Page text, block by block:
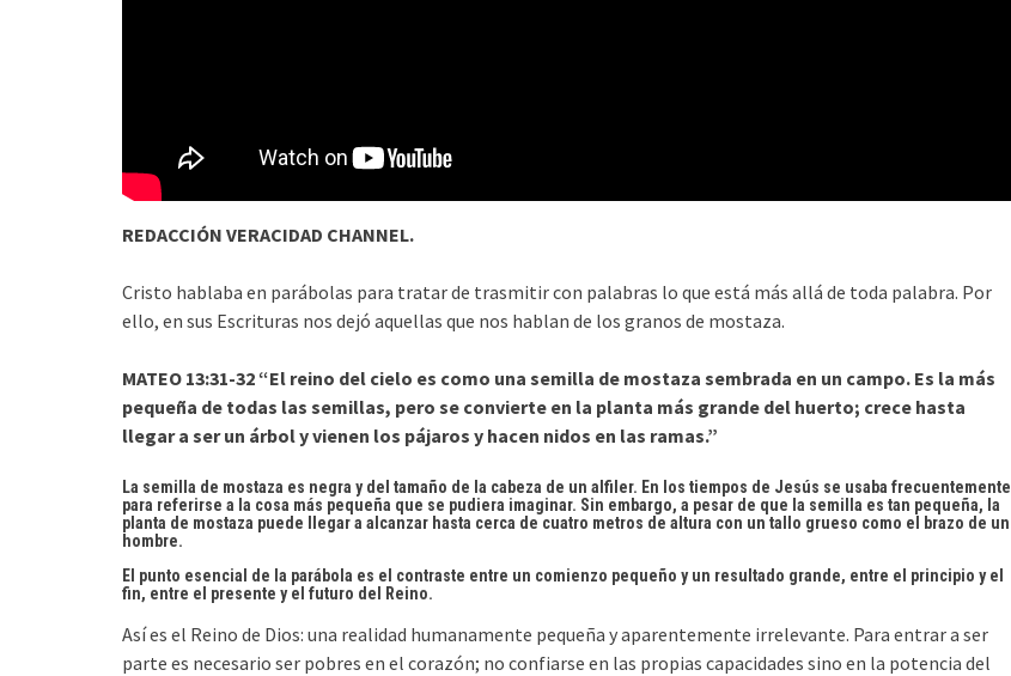
REDACCIÓN VERACIDAD CHANNEL.
Cristo hablaba en parábolas para tratar de trasmitir con palabras lo que está más allá de toda palabra. Por
ello, en sus Escrituras nos dejó aquellas que nos hablan de los granos de mostaza.
MATEO 13:31-32 “El reino del cielo es como una semilla de mostaza sembrada en un campo. Es la más
pequeña de todas las semillas, pero se convierte en la planta más grande del huerto; crece hasta
llegar a ser un árbol y vienen los pájaros y hacen nidos en las ramas.”
La semilla de mostaza es negra y del tamaño de la cabeza de un alfiler. En los tiempos de Jesús se usaba frecuentemente
para referirse a la cosa más pequeña que se pudiera imaginar. Sin embargo, a pesar de que la semilla es tan pequeña, la
planta de mostaza puede llegar a alcanzar hasta cerca de cuatro metros de altura con un tallo grueso como el brazo de un
hombre.
El punto esencial de la parábola es el contraste entre un comienzo pequeño y un resultado grande, entre el principio y el
fin, entre el presente y el futuro del Reino.
Así es el Reino de Dios: una realidad humanamente pequeña y aparentemente irrelevante. Para entrar a ser
parte es necesario ser pobres en el corazón; no confiarse en las propias capacidades sino en la potencia del